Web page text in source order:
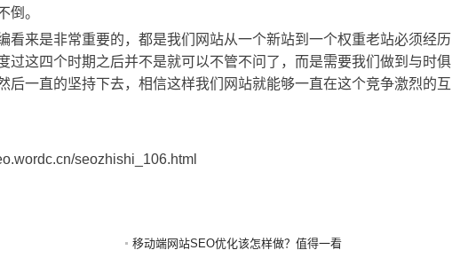
倒。
来是非常重要的，都是我们网站从一个新站到一个权重老站必须经历
过这四个时期之后并不是就可以不管不问了，而是需要我们做到与时俱
后一直的坚持下去，相信这样我们网站就能够一直在这个竞争激烈的互
seozhishi_106.html
移动端网站SEO优化该怎样做？值得一看